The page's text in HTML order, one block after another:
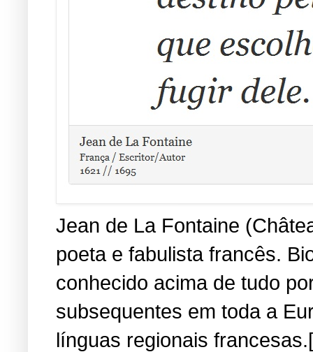
Jean de La Fontaine
poeta e fabulista francês.
conhecido acima de tudo
subsequentes em toda a
línguas regionais